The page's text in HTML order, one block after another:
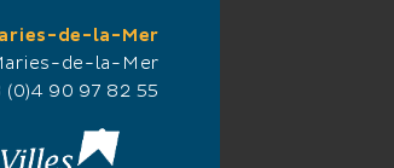
de-la-Mer
de-la-Mer
(0)4 90 97 82 55